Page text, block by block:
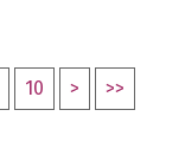
10 > >>